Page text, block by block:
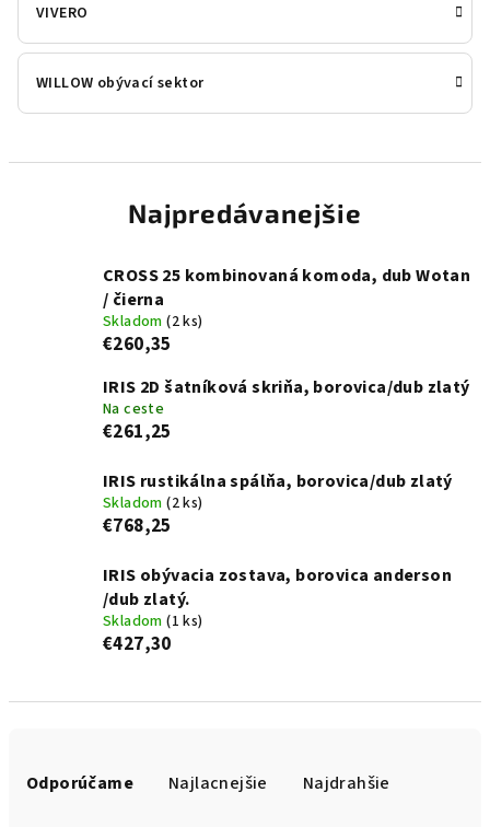
VIVERO
WILLOW obývací sektor
Najpredávanejšie
CROSS 25 kombinovaná komoda, dub Wotan
/ čierna
Skladom(2 ks)
€260,35
IRIS 2D šatníková skriňa, borovica/dub zlatý
Na ceste
€261,25
IRIS rustikálna spálňa, borovica/dub zlatý
Skladom(2 ks)
€768,25
IRIS obývacia zostava, borovica anderson
/dub zlatý.
Skladom(1 ks)
€427,30
Odporúčame Najlacnejšie Najdrahšie